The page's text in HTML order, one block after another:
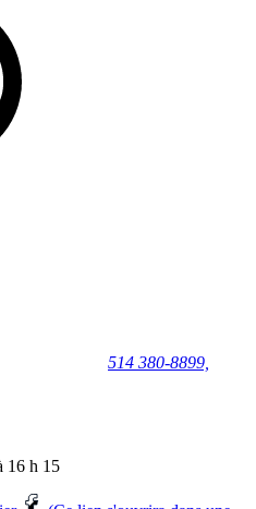
514 380-8899,
16 h 15